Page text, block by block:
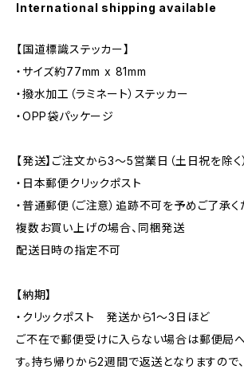
International shipping available
【国道標識ステッカー】
・サイズ約77mm x 81mm
・撥水加工（ラミネート）ステッカー
・OPP袋パッケージ
【発送】ご注文から3〜5営業日（土日祝を除く）
・日本郵便クリックポスト
・普通郵便（ご注意）追跡不可を予めご了承く
複数お買い上げの場合、同梱発送
配送日時の指定不可
【納期】
・クリックポスト 発送から1〜3日ほど
ご不在で郵便受けに入らない場合は郵便局
す。持ち帰りから2週間で返送となりますので